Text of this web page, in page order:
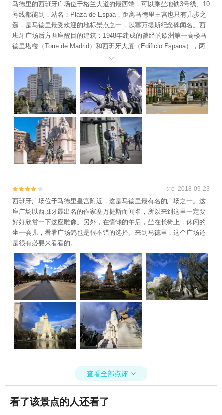
马德里的西班牙广场位于格兰大道的最西端，可以乘坐地铁3号线、10
号线都能到，站名：Plaza de Espaa，距离马德里王宫也只有几步之
遥，是马德里最受欢迎的地标景点之一，以塞万提斯纪念碑闻名。西
班牙广场后方两座醒目的建筑：1948年建成的曾经的欧洲第一高楼马
德里塔楼（Torre de Madrid）和西班牙大厦（Edificio Espana），两
座大楼的顶层都是欣赏马德里全景的好地方。西班牙广场的中心，树
立着最伟大的西班牙作家塞万提斯纪念碑，塞万提斯雕像端坐在纪念
碑前，俯视着下方手持长矛、骑着瘦马的堂吉诃德和他忠诚的矮胖仆
人桑丘的雕像，此外，纪念碑的两侧树立着代表堂吉诃德真爱的两尊
石像：平凡的村姑阿尔东沙罗任索和想象中美丽的杜尔西内娅·台尔·托
波索。广场上的长方形水池与塑像背后的高楼互相掩映，使雕像极具
空间透视上的美感，是摄影的绝佳取景地。西班牙的阳光比较强烈，
上午逆光，建议下午来此角度拍摄。


 s*o 2018-09-23
西班牙广场位于马德里皇宫附近，这是马德里最有名的广场之一。这
座广场以西班牙最出名的作家塞万提斯而闻名，所以来到这里一定要
好好欣赏一下这座雕像。另外，在慵懒的午后，坐在长椅上，休闲的
坐一会儿，看看广场鸽也是很不错的选择。来到马德里，这个广场还
是很有必要来看看的。
查看全部点评 
看了该景点的人还看了